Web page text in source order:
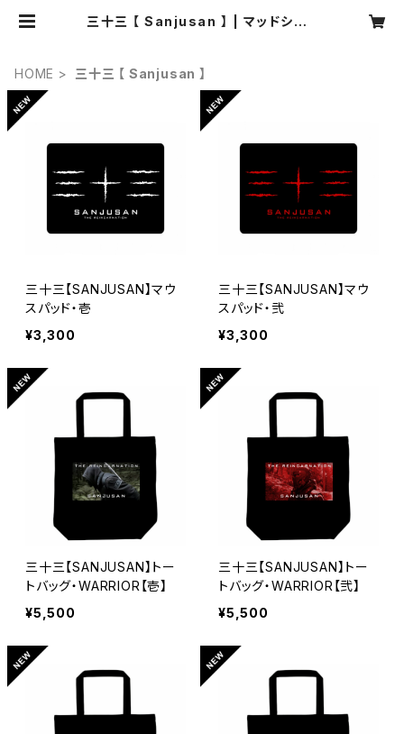
三十三 【 Sanjusan 】 | マッドショッ
HOME 三十三 【 Sanjusan 】
三十三【SANJUSAN】マウ
スパッド・壱
¥3,300
三十三【SANJUSAN】マウ
スパッド・弐
¥3,300
三十三【SANJUSAN】トー
トバッグ・WARRIOR【壱】
¥5,500
三十三【SANJUSAN】トー
トバッグ・WARRIOR【弐】
¥5,500